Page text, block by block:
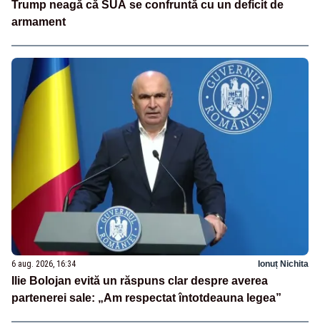
Trump neagă că SUA se confruntă cu un deficit de
armament
6 aug. 2026, 16:34 Ionuț Nichita
Ilie Bolojan evită un răspuns clar despre averea
partenerei sale: „Am respectat întotdeauna legea”